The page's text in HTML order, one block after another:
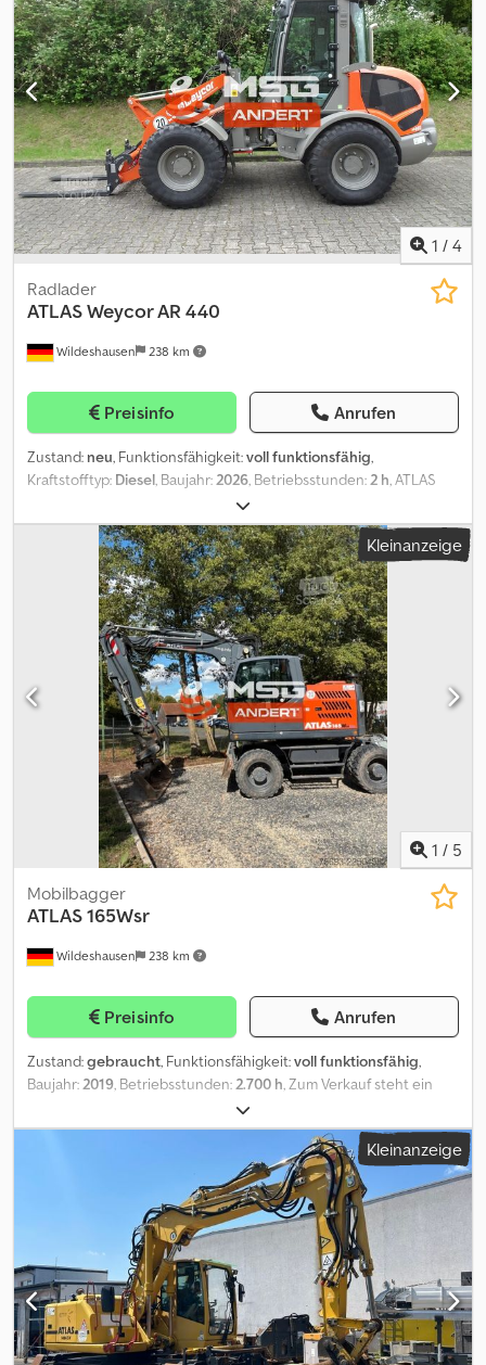
Zusatzausstattung: inkl. Palettengabel 1200mm inkl.
Univeralschaufel 1400mm Zwischenverkauf der vorrätigen
Neumaschine Baujahr 2026 vorbehalten. Druckfehler
vorbehalten.
1 / 4
Wildeshausen 238 km
Radlader
ATLASWeycor AR 440
Preisinfo Anrufen
Zustand: neu, Funktionsfähigkeit:voll funktionsfähig,
Kraftstofftyp: Diesel, Baujahr:2026, Betriebsstunden:2 h, ATLAS
Weyhausen Radlader AR440 Technische Daten Cedpfxszr Hfzj
Akworf Maschinengewicht 5450 kg Motor: Fabrikat: Deutz
Dieselmotor TD 2.9 L4 Leistung: 55,4 kW (75,3 PS) bei 2200 U/min
Max. Drehmoment: 260 Nm bei 1600 U/min Hubraum: 2920 cm³
Zylinderzahl: 4 in Reihe Bauart: wassergekühlt Abgasstufe: EU
Stufe V Abgasreinigungssystem: DOC & Dieselpartikelfilter (DPF)
Zusatzausstattung: Vorbereitung für Anbau Rundumleuchte inkl.
Kabelsatz, Abschalter und Steckdose Vorbereitung für
Radioeinbau komplett, ohne Radio, inkl. Lautsprecher und
Antenne Schaufelstandsanzeige per Stange auf dem Hubwerk
Lenksäule, höhenverstellbar Rückenlehne mit Kopfstütze (nur für
Standard und SEA0011) inkl. Palettengabel 1250mm inkl.
Ladeschaufel 2050mm Zwischenverkauf der vorrätigen
Neumaschine Baujahr 2026 vorbehalten. Druckfehler
vorbehalten.
Kleinanzeige
1 / 5
Wildeshausen 238 km
Mobilbagger
ATLAS165Wsr
Preisinfo Anrufen
Zustand:gebraucht, Funktionsfähigkeit:voll funktionsfähig,
Baujahr:2019, Betriebsstunden:2.700 h, Zum Verkauf steht ein
ATLAS 165 WSR mit folgenden Informationen: - Baujahr /
Erstzulassung = 2019 Crsdpfx Akszr Hfhjwsf - Betriebsstunden /
Laufleistung = 2700h - Schnellwechsler MS10 - inkl 1. Tieflöffel -
Servicegepflegt mit 1. Vorbesitzer - Kaliberbereifung - gute
Ausstattung mit allen Steuerkreisen - in gutem gebrauchten
Kleinanzeige